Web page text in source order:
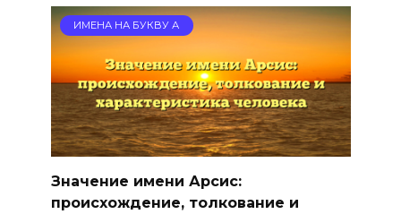
ИМЕНА НА БУКВУ А
Значение имени Арсис:
происхождение, толкование и